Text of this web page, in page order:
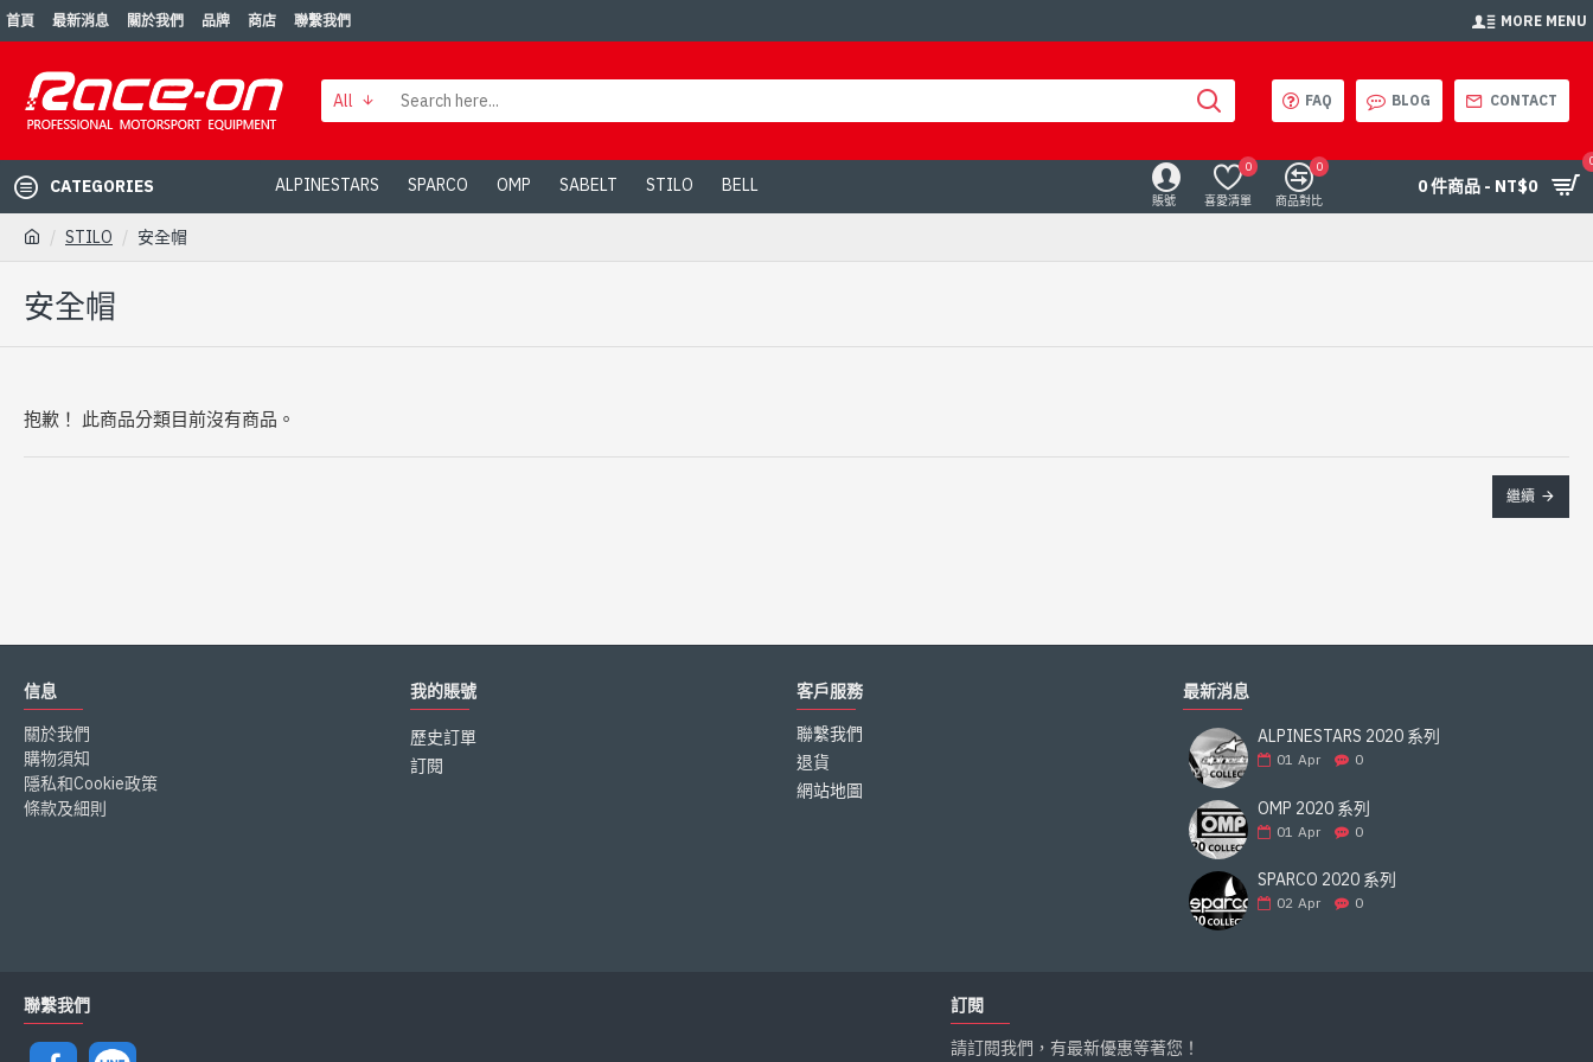
首頁 最新消息 關於我們 品牌 商店 聯繫我們 MORE MENU
All FAQ BLOG CONTACT
CATEGORIES ALPINESTARS SPARCO OMP SABELT STILO BELL
賬號 喜愛清單
0
商品對比
0
0 件商品 - NT$0
STILO 安全帽
安全帽
抱歉！ 此商品分類目前沒有商品。
繼續
信息
關於我們
購物須知
隱私和Cookie政策
條款及細則
我的賬號
歷史訂單
訂閱
客戶服務
聯繫我們
退貨
網站地圖
最新消息
ALPINESTARS 2020 系列
01 Apr 0
OMP 2020 系列
01 Apr 0
SPARCO 2020 系列
02 Apr 0
聯繫我們
訂閱
請訂閱我們，有最新優惠等著您！